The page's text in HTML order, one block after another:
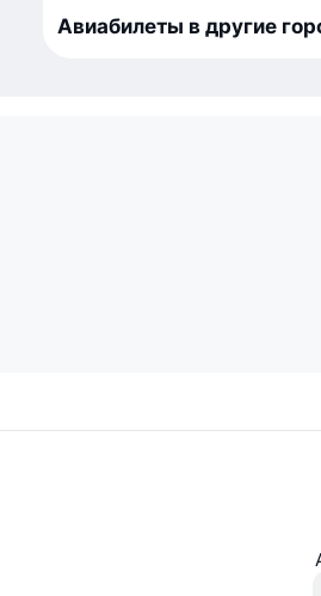
Авиабилеты в другие